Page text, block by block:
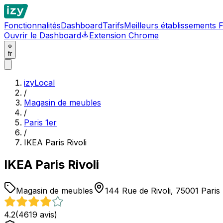
FonctionnalitésDashboardTarifsMeilleurs établissements
Ouvrir le Dashboard
Extension Chrome
fr
izyLocal
/
Magasin de meubles
/
Paris 1er
/
IKEA Paris Rivoli
IKEA Paris Rivoli
Magasin de meubles 144 Rue de Rivoli, 75001 Paris
4.2(4619 avis)